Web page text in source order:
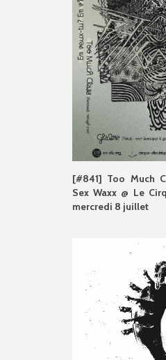
[#841] Too Much
Sex Waxx @ Le
mercredi 8 juillet